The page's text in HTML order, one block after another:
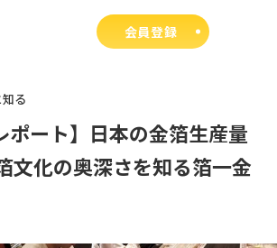
会員登録
る
ポート】日本の金箔生産量
文化の奥深さを知る箔一金